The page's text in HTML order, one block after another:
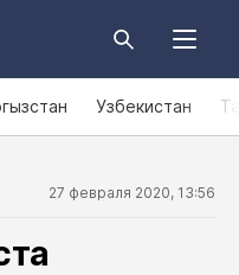
Узбекистан
27 февраля 2020, 13:56